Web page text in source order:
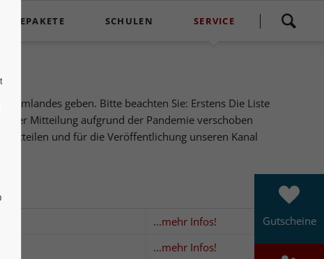
überspringen
REISEPAKETE
Reisepaket - Gruppen
Reisepaket - Individuell
SCHULEN SERVICE
Nachrichten
Partner
Gutscheine
Umlandes geben. Bitte beachten Sie: Erstens Die Liste
Mitteilung aufgrund der Pandemie verschoben
mitteilen und für die Veröffentlichung unseren Kanal
...mehr Infos!
...mehr Infos!